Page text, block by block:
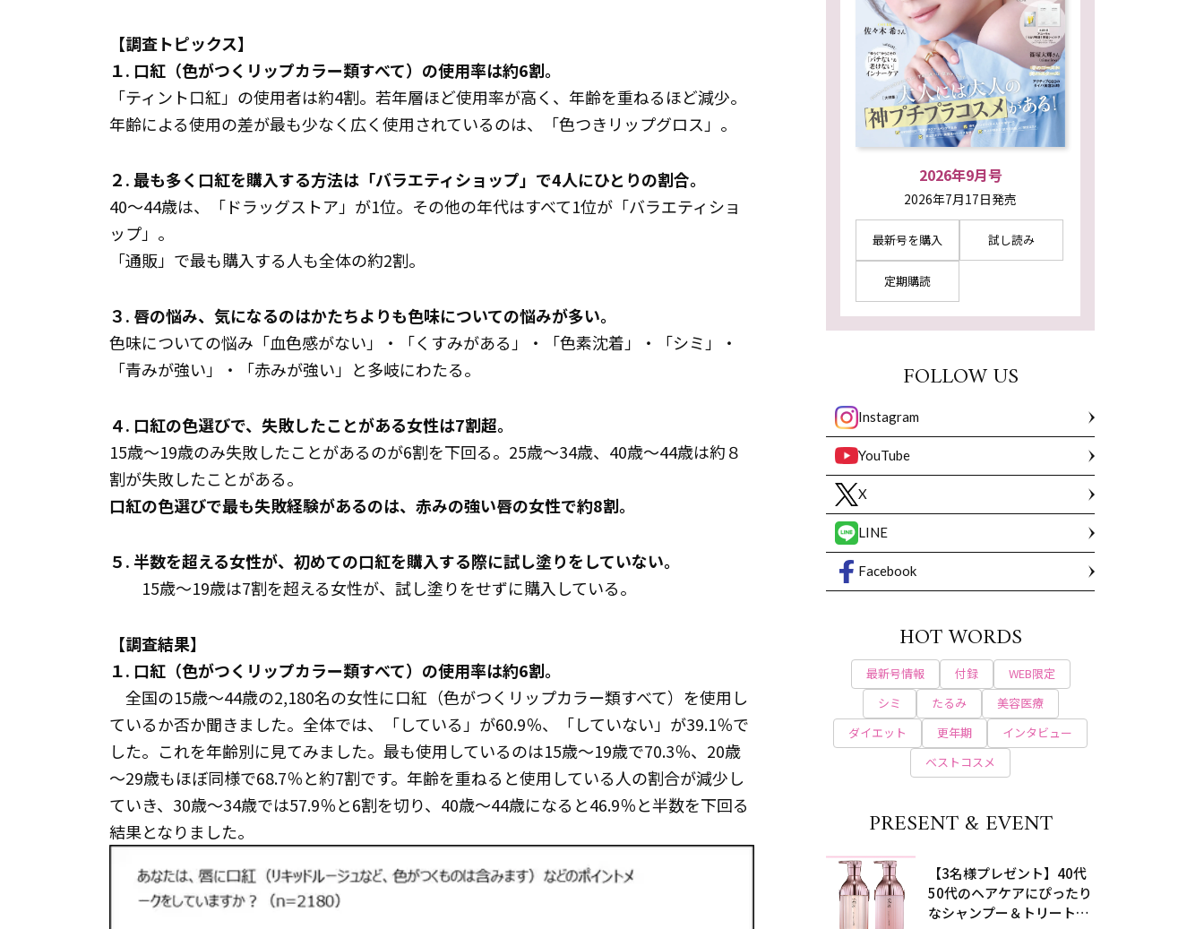
【調査トピックス】
１. 口紅（色がつくリップカラー類すべて）の使用率は約6割。
「ティント口紅」の使用者は約4割。若年層ほど使用率が高く、年齢を重ねるほど減少。
年齢による使用の差が最も少なく広く使用されているのは、「色つきリップグロス」。
２. 最も多く口紅を購入する方法は「バラエティショップ」で4人にひとりの割合。
40～44歳は、「ドラッグストア」が1位。その他の年代はすべて1位が「バラエティショ
ップ」。
「通販」で最も購入する人も全体の約2割。
３. 唇の悩み、気になるのはかたちよりも色味についての悩みが多い。
色味についての悩み「血色感がない」・「くすみがある」・「色素沈着」・「シミ」・
「青みが強い」・「赤みが強い」と多岐にわたる。
４. 口紅の色選びで、失敗したことがある女性は7割超。
15歳～19歳のみ失敗したことがあるのが6割を下回る。25歳～34歳、40歳～44歳は約８
割が失敗したことがある。
口紅の色選びで最も失敗経験があるのは、赤みの強い唇の女性で約8割。
５. 半数を超える女性が、初めての口紅を購入する際に試し塗りをしていない。
15歳～19歳は7割を超える女性が、試し塗りをせずに購入している。
【調査結果】
１. 口紅（色がつくリップカラー類すべて）の使用率は約6割。
全国の15歳～44歳の2,180名の女性に口紅（色がつくリップカラー類すべて）を使用し
ているか否か聞きました。全体では、「している」が60.9％、「していない」が39.1％で
した。これを年齢別に見てみました。最も使用しているのは15歳～19歳で70.3％、20歳
～29歳もほぼ同様で68.7％と約7割です。年齢を重ねると使用している人の割合が減少し
ていき、30歳～34歳では57.9％と6割を切り、40歳～44歳になると46.9％と半数を下回る
結果となりました。
2026年9月号
2026年7月17日発売
最新号を購入 試し読み
定期購読
FOLLOW US
Instagram
YouTube
X
LINE
Facebook
HOT WORDS
最新号情報 付録
WEB限定
シミ
たるみ
美容医療
ダイエット
更年期
インタビュー
ベストコスメ
PRESENT & EVENT
【3名様プレゼント】40代
50代のヘアケアにぴったり
なシャンプー＆トリートメ